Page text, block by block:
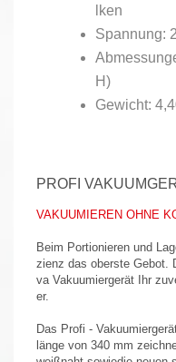
lken
Spannung:
H)
Gewicht:
PROFI
VAKUUMIEREN OHNE
Beim Portionieren und
zienz das oberste Gebot.
va Vakuumiergerät Ihr
er.
Das Profi -
länge von 340 mm